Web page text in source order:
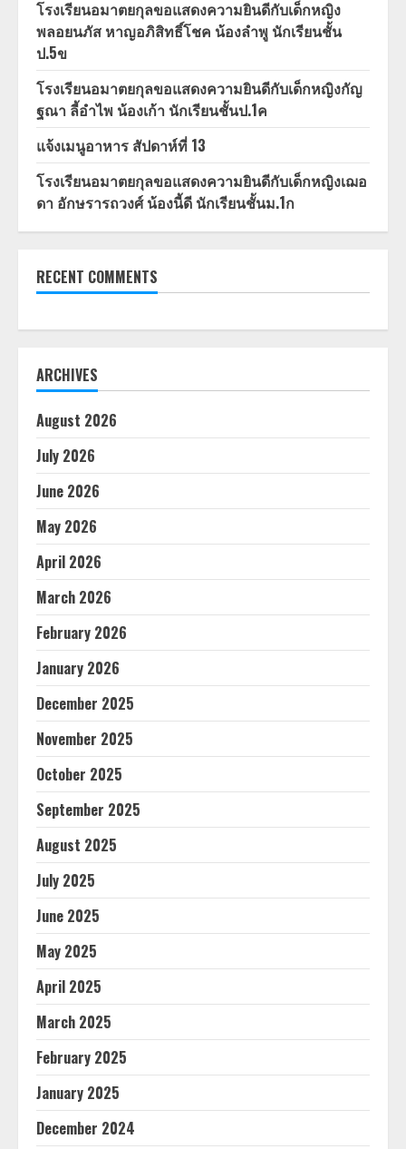
โรงเรียนอมาตยกุลขอแสดงความยินดีกับเด็กหญิง
พลอยนภัส หาญอภิสิทธิ์โชค น้องลำพู นักเรียนชั้น
ป.5ข
โรงเรียนอมาตยกุลขอแสดงความยินดีกับเด็กหญิงกัญ
ฐณา ลี้อำไพ น้องเก้า นักเรียนชั้นป.1ค
แจ้งเมนูอาหาร สัปดาห์ที่ 13
โรงเรียนอมาตยกุลขอแสดงความยินดีกับเด็กหญิงเฌอ
ดา อักษรารถวงศ์ น้องนี้ดี นักเรียนชั้นม.1ก
RECENT COMMENTS
ARCHIVES
August 2026
July 2026
June 2026
May 2026
April 2026
March 2026
February 2026
January 2026
December 2025
November 2025
October 2025
September 2025
August 2025
July 2025
June 2025
May 2025
April 2025
March 2025
February 2025
January 2025
December 2024